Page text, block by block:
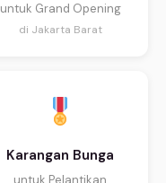
untuk Grand Opening
di Jakarta Barat
Karangan Bunga